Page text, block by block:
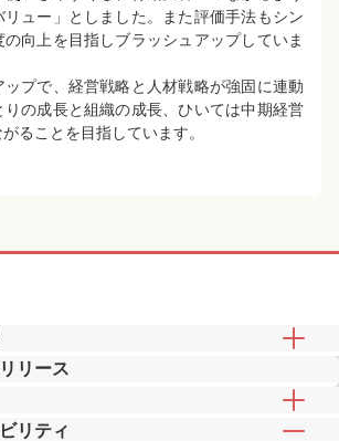
リュー」としました。また評価手法もシン
向上を目指しブラッシュアップしていま
ップで、経営戦略と人材戦略が強固に連動
りの成長と組織の成長、ひいては中期経営
ることを目指しています。
リース
リティ